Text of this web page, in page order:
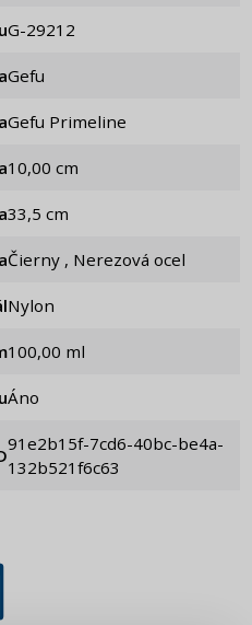
g-29212
Gefu
Gefu Primeline
10,00 cm
33,5 cm
Čierny , Nerezová ocel
Nylon
100,00 ml
Áno
91e2b15f-7cd6-40bc-be4a-
132b521f6c63